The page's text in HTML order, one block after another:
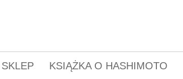
SKLEP KSIĄŻKA O HASHIMOTO